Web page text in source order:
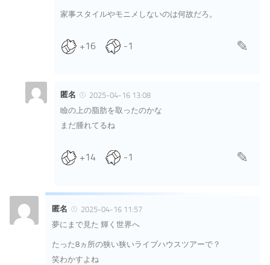
家事スタイルやモニメしないのは何故だろ。
+16 -1
匿名
2025-04-16 13:08
瞼の上の脂肪を取ったのかな
まだ腫れてるね
+14 -1
匿名
2025-04-16 11:57
夢にまで見た 輝く世界へ
たった8ヵ所の狭い狭いライブハウスツアーで？
笑わかすよね